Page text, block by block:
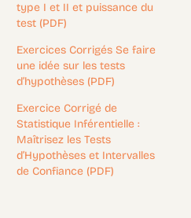
type I et II et puissance du
test (PDF)
Exercices Corrigés Se faire
une idée sur les tests
d’hypothèses (PDF)
Exercice Corrigé de
Statistique Inférentielle :
Maîtrisez les Tests
d’Hypothèses et Intervalles
de Confiance (PDF)